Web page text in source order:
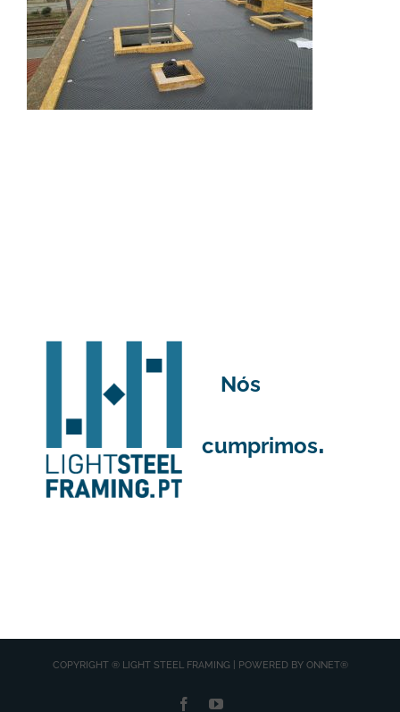
Nós
cumprimos.
COPYRIGHT ® LIGHT STEEL FRAMING | POWERED BY ONNET®
FacebookYouTube